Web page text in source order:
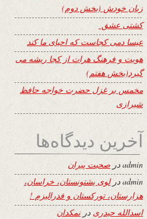
زبان خودش (بخش دوم)
کشتی عشق
عیسا دمی کجاست که احیای ما کند
هویت و فرهنگ هرات از کجا ریشه می
گیرد(بخش هفتم)
مخمس بر غزل حضرت خواجه حافظ
شیرازی
آخرین دیدگاه‌ها
adminدر صحبت پیران
admin درلوی پشتونستان، خراسان،
هزارستان، تورکستان و فدرالیزم !
اسدالله حیدری درنمکدان